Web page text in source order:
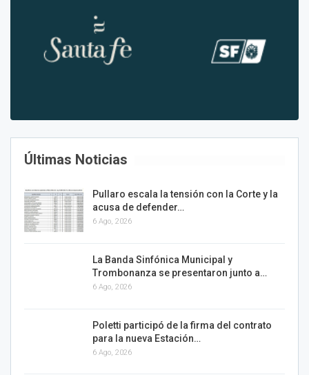
Últimas Noticias
Pullaro escala la tensión con la Corte y la
acusa de defender…
6 Ago, 2026
La Banda Sinfónica Municipal y
Trombonanza se presentaron junto a…
6 Ago, 2026
Poletti participó de la firma del contrato
para la nueva Estación…
6 Ago, 2026